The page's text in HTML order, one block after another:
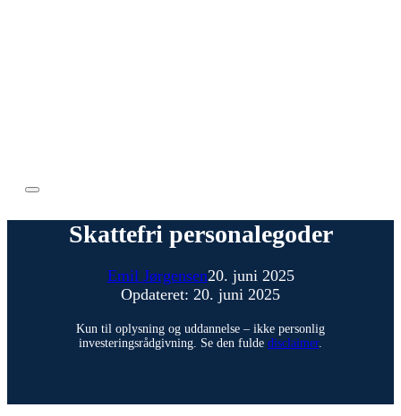
Skattefri personalegoder
Emil Jørgensen20. juni 2025
Opdateret: 20. juni 2025
Kun til oplysning og uddannelse – ikke personlig
investeringsrådgivning. Se den fulde disclaimer.